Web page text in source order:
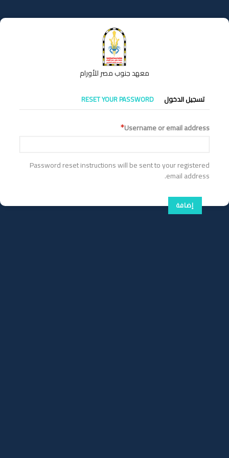
إلى
المحتوى
معهد جنوب مصر للأورام
التبويبات
الأساسية
تسجيل الدخول RESET YOUR PASSWORD
Username or email address
Password reset instructions will be sent to your registered
email address.